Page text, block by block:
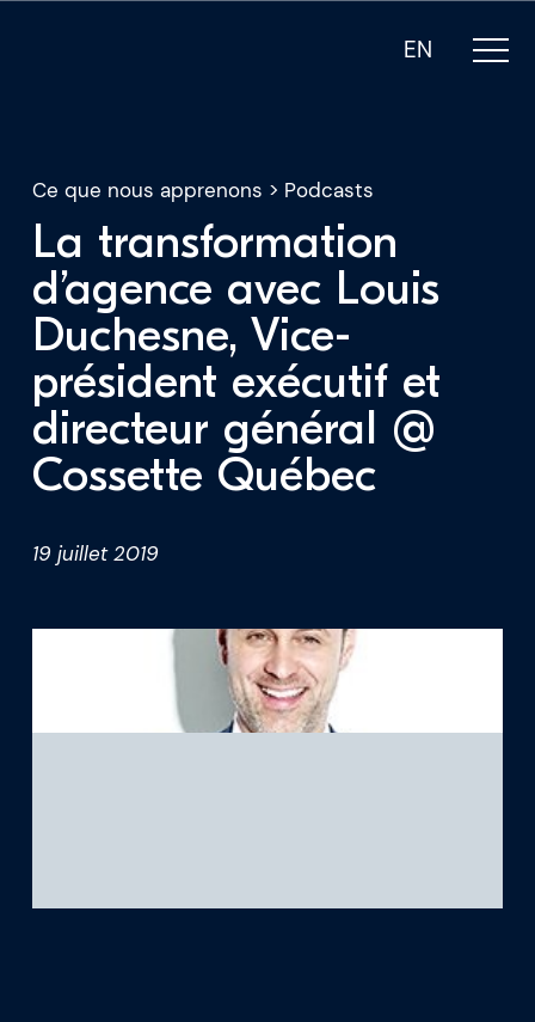
EN
Notre expertise
Qui sommes-nous
Pour les PDG
Pour les investisseurs
Ce que nous apprenons
Notre plateforme
Ce que nous apprenons > Podcasts
La transformation
d’agence avec Louis
Duchesne, Vice-
président exécutif et
directeur général @
Cossette Québec
19 juillet 2019